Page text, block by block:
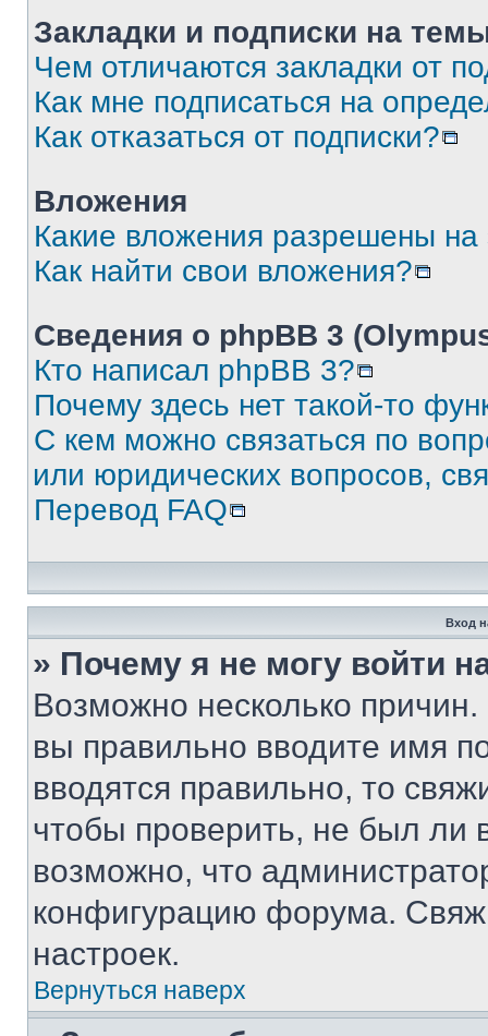
Закладки и подписки на
Чем отличаются закладки от
Как мне подписаться на
Как отказаться от подписки?
Вложения
Какие вложения разрешены
Как найти свои вложения?
Сведения о phpBB 3
Кто написал phpBB 3?
Почему здесь нет такой-то
С кем можно связаться по
или юридических вопросов,
Перевод FAQ
Вход
» Почему я не могу войти
Возможно несколько
вы правильно вводите имя
вводятся правильно, то
чтобы проверить, не был ли
возможно, что
конфигурацию форума.
настроек.
Вернуться наверх